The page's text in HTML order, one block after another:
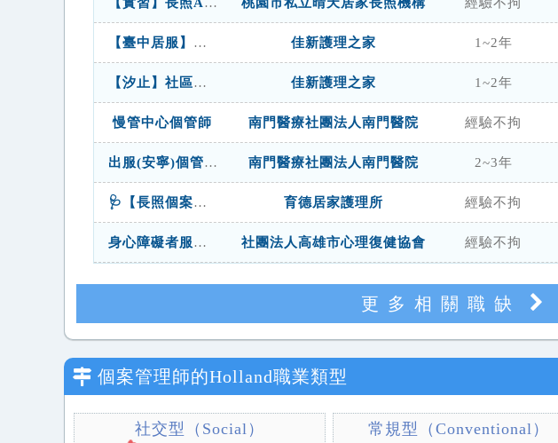
【臺中居服】有經驗面議4萬以上-居服督導/居服督導員(儲備長照主管) 佳新護理之家 1~2年
【汐止】社區整合型服務中心個案管理人員【有經驗保障月薪5萬元】無經驗符合資格也可 佳新護理之家 1~2年
慢管中心個管師 南門醫療社團法人南門醫院 經驗不拘
出服(安寧)個管師 南門醫療社團法人南門醫院 2~3年
🩺【長照個案管理師｜月薪35,000元以上｜週休二日】🩺 ✨ 專業長照團隊 × 個案管理實務 × 穩定發展機會 ✨ 育德居家護理所 經驗不拘
身心障礙者服務中心-個管員 社團法人高雄市心理復健協會 經驗不拘
更多相關職缺
個案管理師的Holland職業類型
社交型（Social） 常規型（Conventional）